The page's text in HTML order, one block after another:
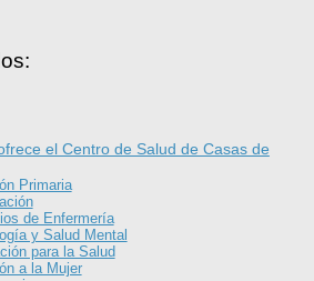
el Centro de Salud de Casas de
Primaria
de Enfermería
y Salud Mental
para la Salud
a la Mujer